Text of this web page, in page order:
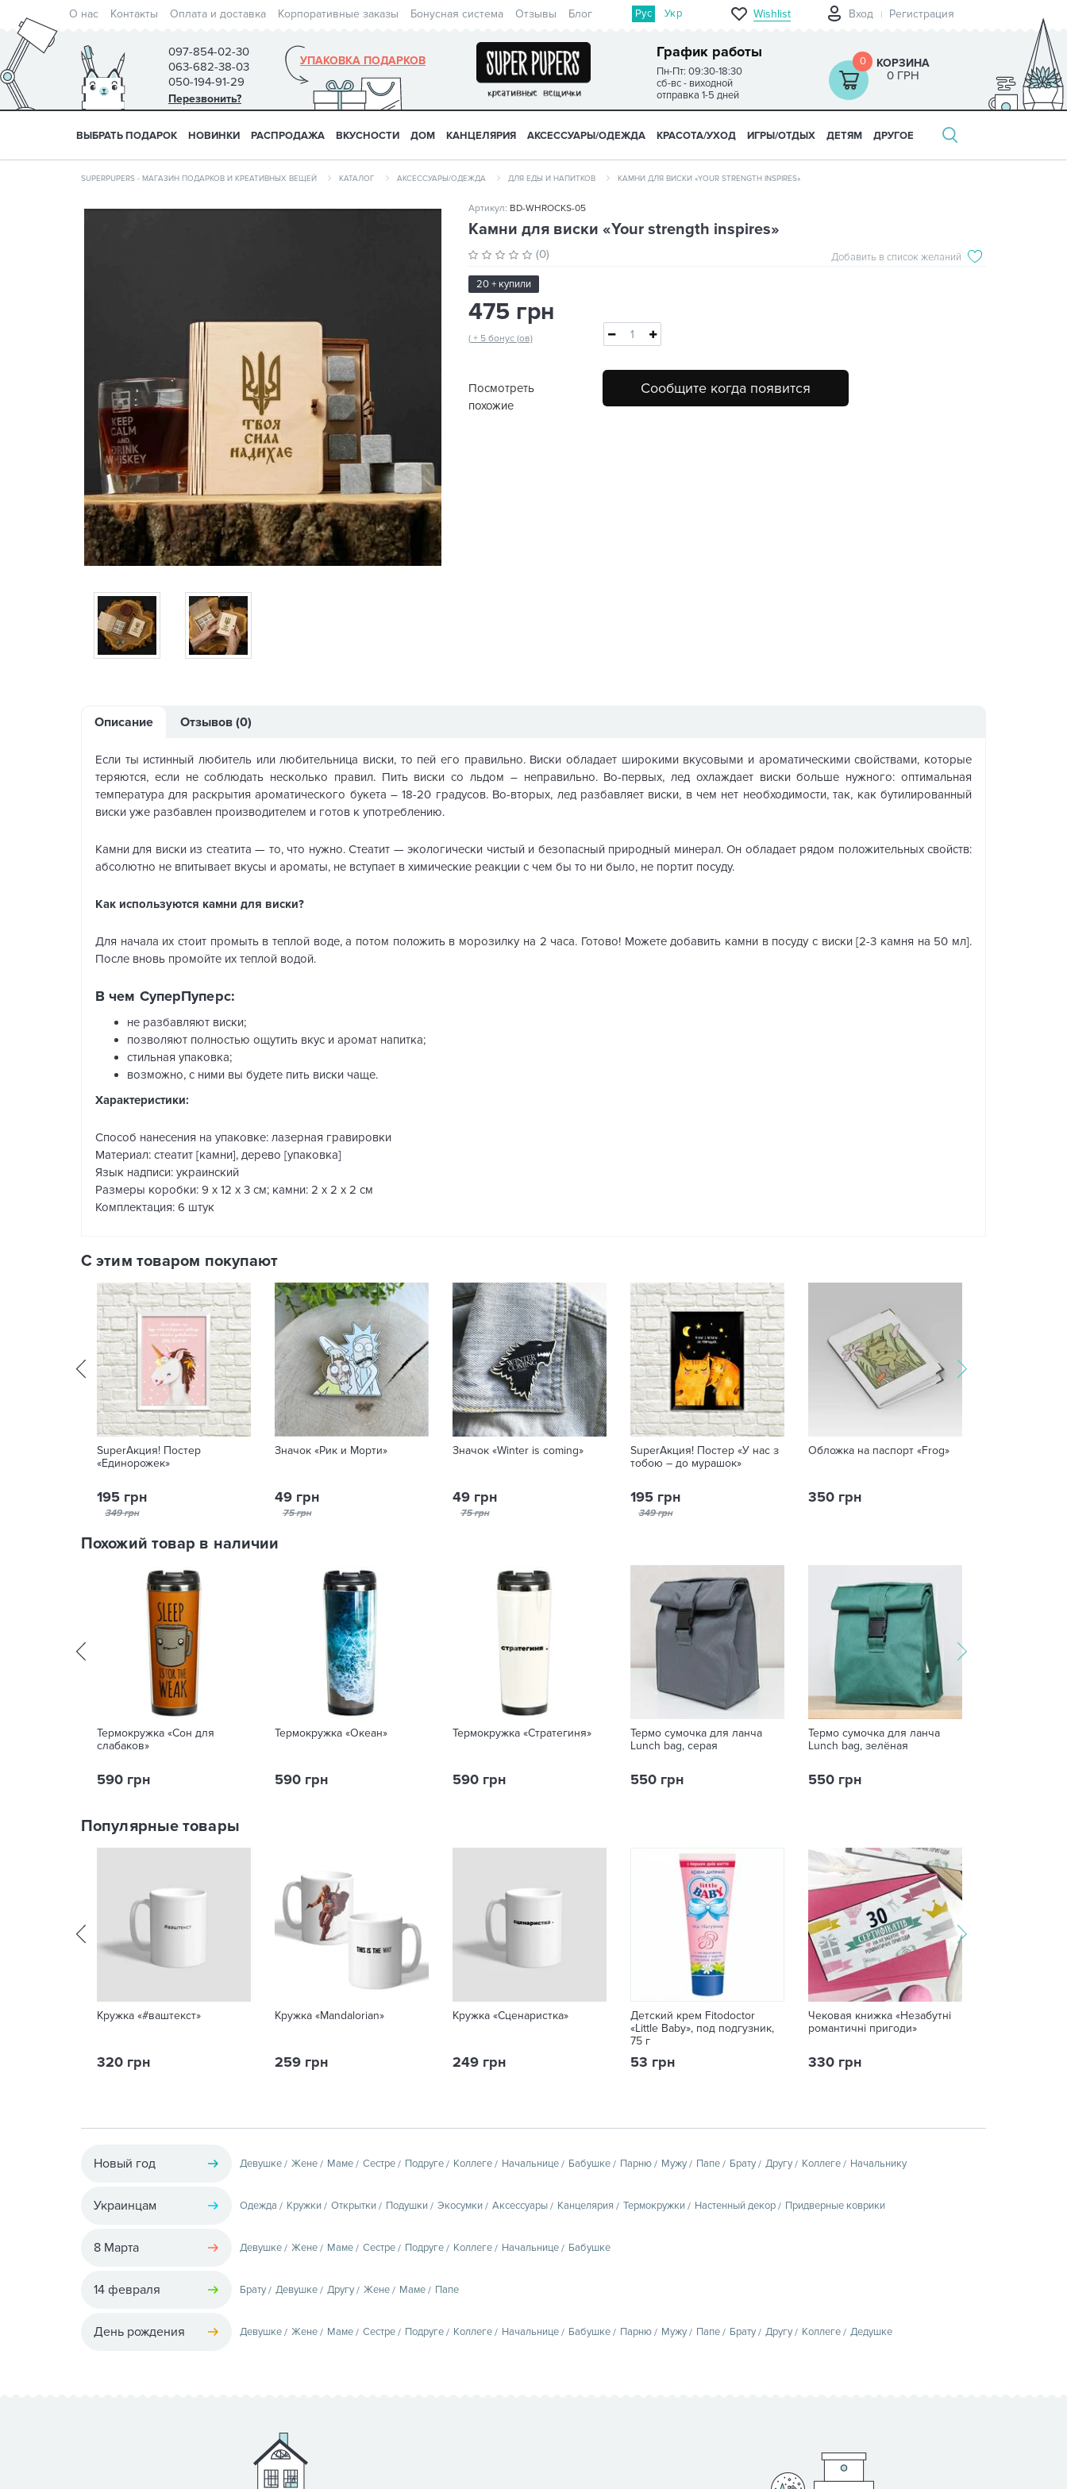
О нас Контакты Оплата и доставка Корпоративные заказы Бонусная система Отзывы Блог Рус Укр Wishlist Вход Регистрация
097-854-02-30
063-682-38-03
050-194-91-29
Перезвонить?
График работы
Пн-Пт: 09:30-18:30
сб-вс - виходной
отправка 1-5 дней
УПАКОВКА ПОДАРКОВ 0 КОРЗИНА
0 ГРН
ВЫБРАТЬ ПОДАРОК НОВИНКИ РАСПРОДАЖА ВКУСНОСТИ ДОМ КАНЦЕЛЯРИЯ АКСЕССУАРЫ/ОДЕЖДА КРАСОТА/УХОД ИГРЫ/ОТДЫХ ДЕТЯМ ДРУГОЕ
SUPERPUPERS - МАГАЗИН ПОДАРКОВ И КРЕАТИВНЫХ ВЕЩЕЙ КАТАЛОГ АКСЕССУАРЫ/ОДЕЖДА ДЛЯ ЕДЫ И НАПИТКОВ КАМНИ ДЛЯ ВИСКИ «YOUR STRENGTH INSPIRES»
Артикул: BD-WHROCKS-05
Камни для виски «Your strength inspires»
(0) Добавить в список желаний
20 + купили
475 грн
( + 5 бонус (ов)
Посмотреть
похожие
Сообщите когда появится
Описание Отзывов (0)
Если ты истинный любитель или любительница виски, то пей его правильно. Виски обладает широкими вкусовыми и ароматическими свойствами, которые
теряются, если не соблюдать несколько правил. Пить виски со льдом – неправильно. Во-первых, лед охлаждает виски больше нужного: оптимальная
температура для раскрытия ароматического букета – 18-20 градусов. Во-вторых, лед разбавляет виски, в чем нет необходимости, так, как бутилированный
виски уже разбавлен производителем и готов к употреблению.
Камни для виски из стеатита — то, что нужно. Стеатит — экологически чистый и безопасный природный минерал. Он обладает рядом положительных свойств:
абсолютно не впитывает вкусы и ароматы, не вступает в химические реакции с чем бы то ни было, не портит посуду.
Как используются камни для виски?
Для начала их стоит промыть в теплой воде, а потом положить в морозилку на 2 часа. Готово! Можете добавить камни в посуду с виски [2-3 камня на 50 мл].
После вновь промойте их теплой водой.
В чем СуперПуперс:
не разбавляют виски;
позволяют полностью ощутить вкус и аромат напитка;
стильная упаковка;
возможно, с ними вы будете пить виски чаще.
Характеристики:
Способ нанесения на упаковке: лазерная гравировки
Материал: стеатит [камни], дерево [упаковка]
Язык надписи: украинский
Размеры коробки: 9 х 12 х 3 см; камни: 2 х 2 х 2 см
Комплектация: 6 штук
С этим товаром покупают
SuperАкция! Постер
«Единорожек»
195 грн
349 грн
Значок «Рик и Морти»
49 грн
75 грн
Значок «Winter is coming»
49 грн
75 грн
SuperАкция! Постер «У нас з
тобою – до мурашок»
195 грн
349 грн
Обложка на паспорт «Frog»
350 грн
Похожий товар в наличии
Термокружка «Сон для
слабаков»
590 грн
Термокружка «Океан»
590 грн
Термокружка «Стратегиня»
590 грн
Термо сумочка для ланча
Lunch bag, серая
550 грн
Термо сумочка для ланча
Lunch bag, зелёная
550 грн
Популярные товары
Кружка «#ваштекст»
320 грн
Кружка «Mandalorian»
259 грн
Кружка «Сценаристка»
249 грн
Детский крем Fitodoctor
«Little Baby», под подгузник,
75 г
53 грн
Чековая книжка «Незабутні
романтичні пригоди»
330 грн
Новый год Девушке Жене Маме Сестре Подруге Коллеге Начальнице Бабушке Парню Мужу Папе Брату Другу Коллеге Начальнику
Украинцам Одежда Кружки Открытки Подушки Экосумки Аксессуары Канцелярия Термокружки Настенный декор Придверные коврики
8 Марта Девушке Жене Маме Сестре Подруге Коллеге Начальнице Бабушке
14 февраля Брату Девушке Другу Жене Маме Папе
День рождения Девушке Жене Маме Сестре Подруге Коллеге Начальнице Бабушке Парню Мужу Папе Брату Другу Коллеге Дедушке